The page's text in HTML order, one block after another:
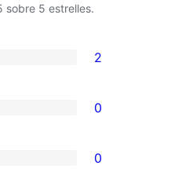
sobre 5 estrelles.
2
0
0